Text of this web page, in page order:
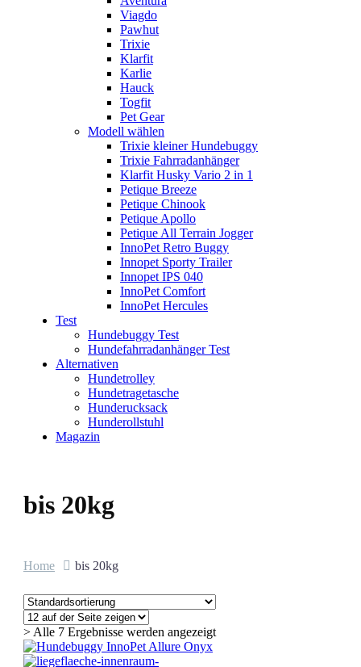
Viagdo
Pawhut
Trixie
Klarfit
Karlie
Hauck
Togfit
Pet Gear
Modell wählen
Trixie kleiner Hundebuggy
Trixie Fahrradanhänger
Klarfit Husky Vario 2 in 1
Petique Breeze
Petique Chinook
Petique Apollo
Petique All Terrain Jogger
InnoPet Retro Buggy
Innopet Sporty Trailer
Innopet IPS 040
InnoPet Comfort
InnoPet Hercules
Test
Hundebuggy Test
Hundefahrradanhänger Test
Alternativen
Hundetrolley
Hundetragetasche
Hunderucksack
Hunderollstuhl
Magazin
bis 20kg
Home bis 20kg
> Alle 7 Ergebnisse werden angezeigt